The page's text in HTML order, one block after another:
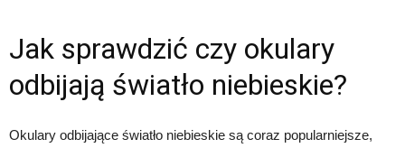
Jak sprawdzić czy okulary
odbijają światło niebieskie?
Okulary odbijające światło niebieskie są coraz popularniejsze,